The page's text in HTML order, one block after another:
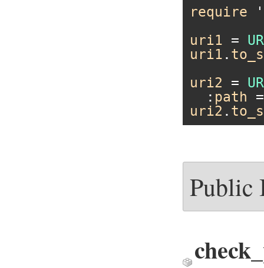
require
uri1 =
uri1 . to_s
uri2 =
  :
path =
uri2 . to_s
Public